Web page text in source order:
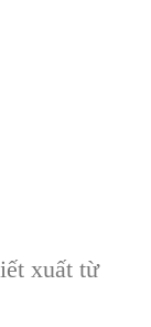
xuất từ